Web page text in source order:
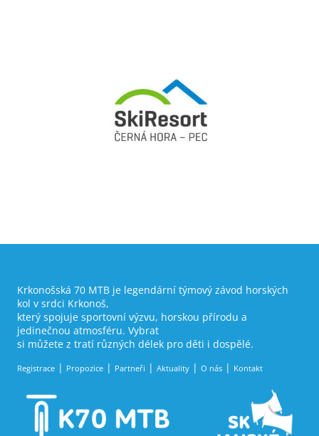
Krkonošská 70 MTB je legendární týmový závod horských
kol v srdci Krkonoš,
který spojuje sportovní výzvu, horskou přírodu a
jedinečnou atmosféru. Vybrat
si můžete z tratí různých délek pro děti i dospělé.
Registrace Propozice Partneři Aktuality O nás Kontakt